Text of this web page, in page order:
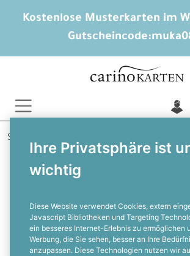
Kostenlose Musterkarten im
Gutscheincode:
Ihre Privatsphäre ist
wichtig
Diese Website verwendet Cookies, extern
Javascript Bibliotheken und Targeting
ein besseres Internet-Erlebnis zu ermöglichen
Werbung, die Sie sehen, besser an Ihre
anzupassen. Diese Technologien nutzen wir
n
Startseite
Eine kleine Aufmerksamkeit nur für dich
Wildflower DreamGeschenkanhänger
Wildflower-